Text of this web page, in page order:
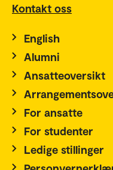
Kontakt oss
English
Alumni
Ansatteoversikt
For ansatte
For studenter
Ledige stillinger